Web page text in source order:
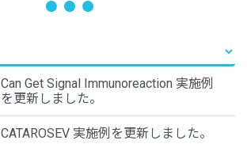
Can Get Signal Immunoreaction 実施例
を更新しました。
CATAROSEV 実施例を更新しました。